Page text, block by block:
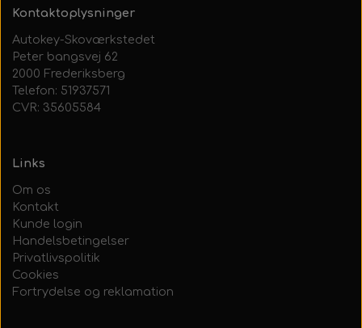
Kontaktoplysninger
Autokey-Skoværkstedet
Peter bangsvej 62
2000 Frederiksberg
Telefon: 51937571
CVR: 35605584
Links
Om os
Kontakt
Kunde login
Handelsbetingelser
Privatlivspolitik
Cookies
Fortrydelse og reklamation